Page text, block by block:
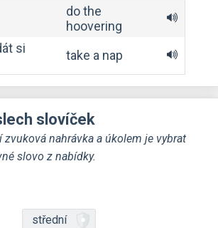
do the
hoovering
si
take a nap
slovíček
zvuková nahrávka a úkolem je vybrat
slovo z nabídky.
střední